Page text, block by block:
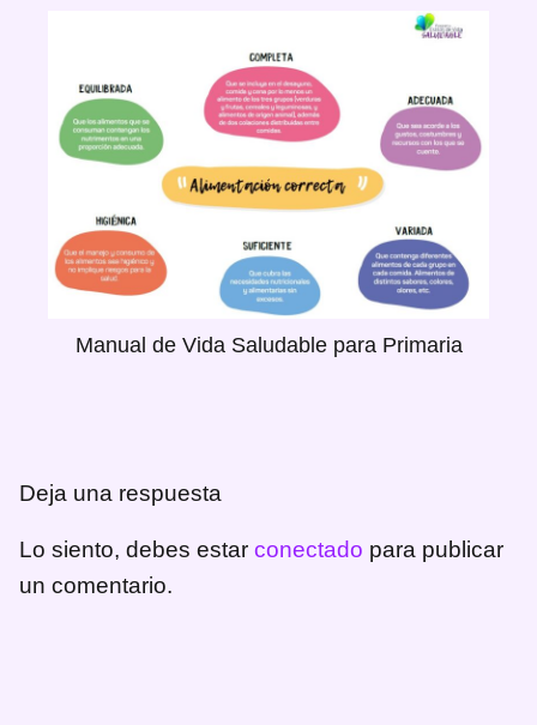
Manual de Vida Saludable para Primaria
Deja una respuesta
Lo siento, debes estar conectado para publicar
un comentario.